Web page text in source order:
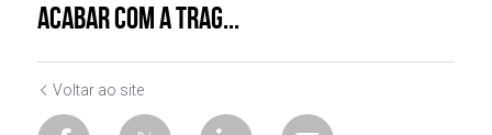
acabar com a trag...
Voltar ao site